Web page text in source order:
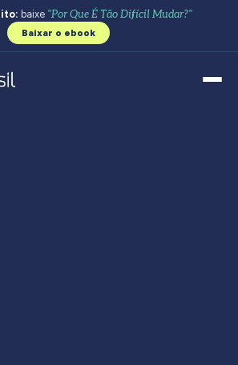
baixe "Por Que É Tão Difícil Mudar?"
Baixar o ebook